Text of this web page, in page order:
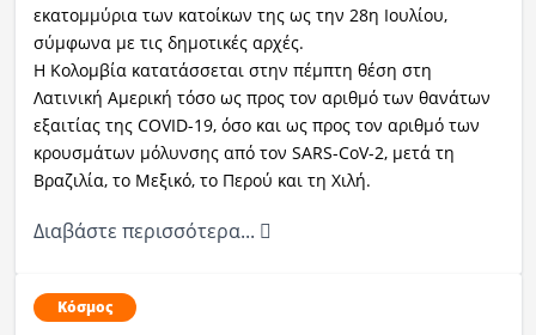
εκατομμύρια των κατοίκων της ως την 28η Ιουλίου,
σύμφωνα με τις δημοτικές αρχές.
Η Κολομβία κατατάσσεται στην πέμπτη θέση στη
Λατινική Αμερική τόσο ως προς τον αριθμό των θανάτων
εξαιτίας της COVID-19, όσο και ως προς τον αριθμό των
κρουσμάτων μόλυνσης από τον SARS-CoV-2, μετά τη
Βραζιλία, το Μεξικό, το Περού και τη Χιλή.
Διαβάστε περισσότερα...
Κόσμος